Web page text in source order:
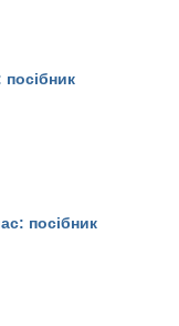
посібник